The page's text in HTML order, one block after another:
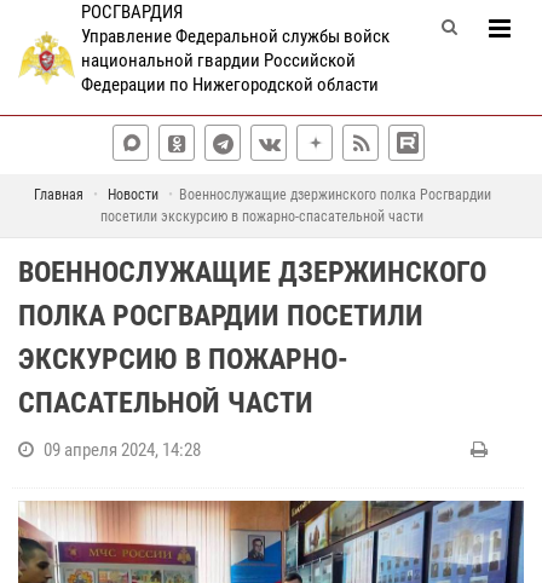
РОСГВАРДИЯ
Управление Федеральной службы войск
национальной гвардии Российской
Федерации по Нижегородской области
Главная Новости
Военнослужащие дзержинского полка Росгвардии
посетили экскурсию в пожарно-спасательной части
ВОЕННОСЛУЖАЩИЕ ДЗЕРЖИНСКОГО
ПОЛКА РОСГВАРДИИ ПОСЕТИЛИ
ЭКСКУРСИЮ В ПОЖАРНО-
СПАСАТЕЛЬНОЙ ЧАСТИ
09 апреля 2024, 14:28